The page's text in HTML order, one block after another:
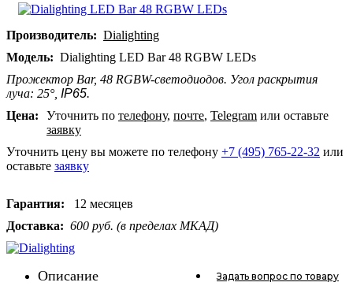
Производитель: Dialighting
Модель: Dialighting LED Bar 48 RGBW LEDs
Прожектор Bar, 48 RGBW-светодиодов. Угол раскрытия
луча: 25°, IP65.
Цена:
Уточнить по телефону, почте, Telegram или оставьте
заявку
Уточнить цену вы можете по телефону +7 (495) 765-22-32 или
оставьте заявку
Гарантия: 12 месяцев
Доставка: 600 руб. (в пределах МКАД)
Описание Задать вопрос по товару